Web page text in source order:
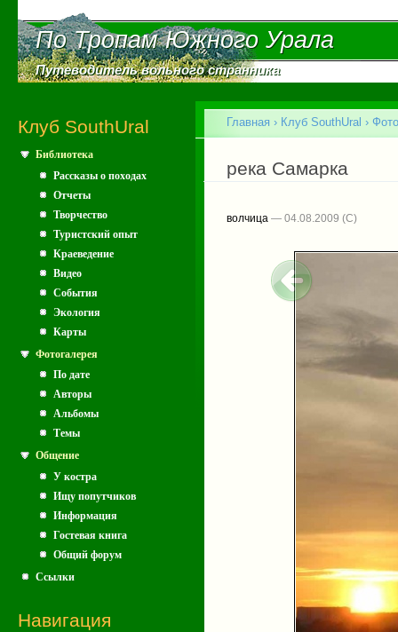
По Тропам Южного Урала
По Тропам Южного Урала
Путеводитель вольного странника
Путеводитель вольного странника
Клуб SouthUral
Библиотека
Рассказы о походах
Отчеты
Творчество
Туристский опыт
Краеведение
Видео
События
Экология
Карты
Фотогалерея
По дате
Авторы
Альбомы
Темы
Общение
У костра
Ищу попутчиков
Информация
Гостевая книга
Общий форум
Ссылки
Навигация
Вы здесь
Главная › Клуб SouthUral ›
река Самарка
волчица — 04.08.2009